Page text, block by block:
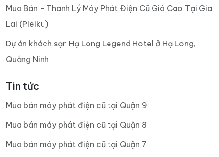
Mua Bán - Thanh Lý Máy Phát Điện Cũ Giá Cao Tại Gia
Lai (Pleiku)
Dự án khách sạn Hạ Long Legend Hotel ở Hạ Long,
Quảng Ninh
Tin tức
Mua bán máy phát điện cũ tại Quận 9
Mua bán máy phát điện cũ tại Quận 8
Mua bán máy phát điện cũ tại Quận 7